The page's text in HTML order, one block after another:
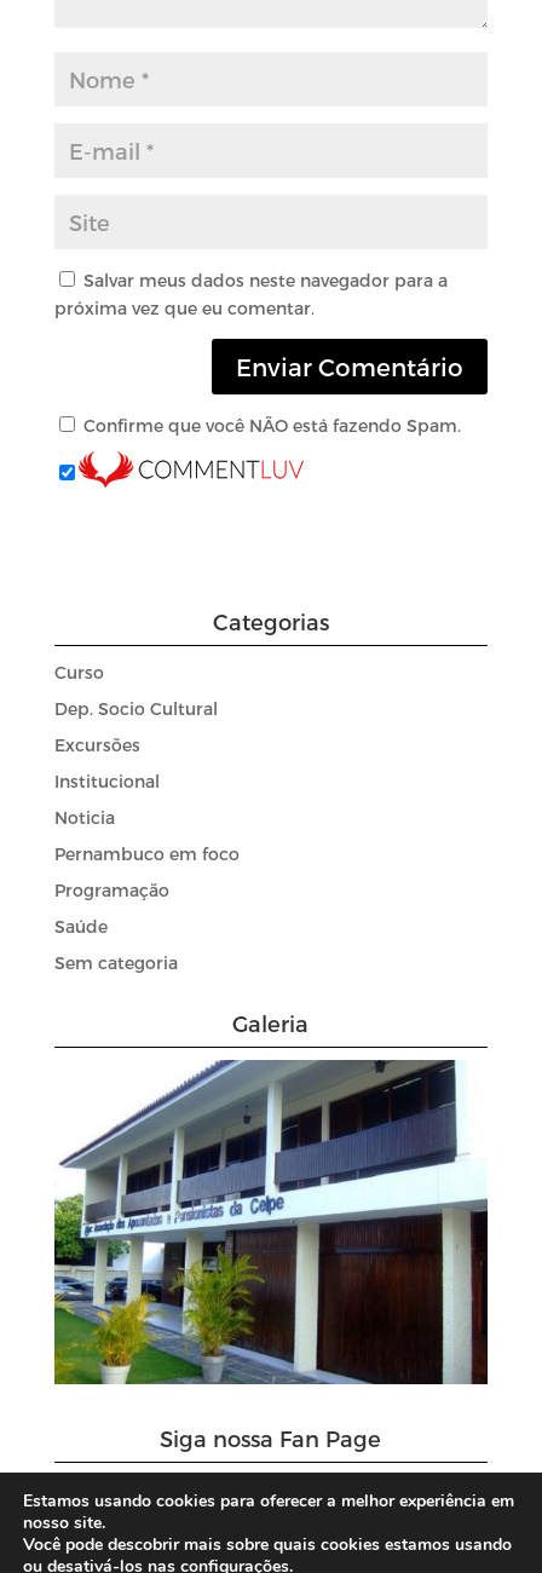
Salvar meus dados neste navegador para a
próxima vez que eu comentar.
Confirme que você NÃO está fazendo Spam.
Categorias
Curso
Dep. Socio Cultural
Excursões
Institucional
Noticia
Pernambuco em foco
Programação
Saúde
Sem categoria
Galeria
Siga nossa Fan Page
Estamos usando cookies para oferecer a melhor experiência em
nosso site.
Você pode descobrir mais sobre quais cookies estamos usando
ou desativá-los nas configurações.